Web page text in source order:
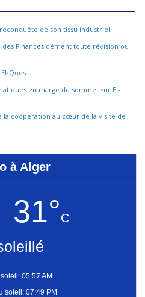
de son tissu industriel
Finances dément toute révision ou
Qods
en marge du sommet sur El-
coopération au cœur de la visite de
à Alger
31°C
05:57 AM
soleil: 07:49 PM